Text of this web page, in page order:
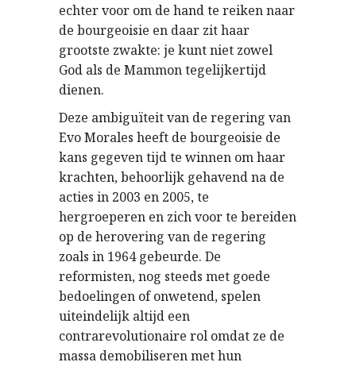
echter voor om de hand te reiken naar
de bourgeoisie en daar zit haar
grootste zwakte: je kunt niet zowel
God als de Mammon tegelijkertijd
dienen.
Deze ambiguïteit van de regering van
Evo Morales heeft de bourgeoisie de
kans gegeven tijd te winnen om haar
krachten, behoorlijk gehavend na de
acties in 2003 en 2005, te
hergroeperen en zich voor te bereiden
op de herovering van de regering
zoals in 1964 gebeurde. De
reformisten, nog steeds met goede
bedoelingen of onwetend, spelen
uiteindelijk altijd een
contrarevolutionaire rol omdat ze de
massa demobiliseren met hun